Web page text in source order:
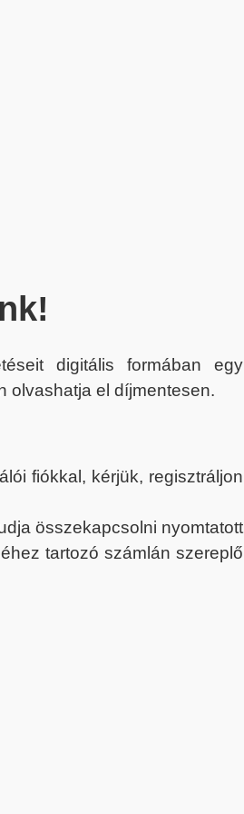
digitális formában egy
olvashatja el díjmentesen.
fiókkal, kérjük, regisztráljon
összekapcsolni nyomtatott
tartozó számlán szereplő